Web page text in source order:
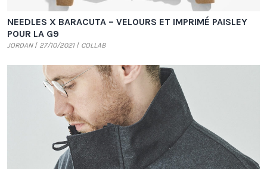
NEEDLES X BARACUTA – VELOURS ET IMPRIMÉ PAISLEY
POUR LA G9
JORDAN 27/10/2021 COLLAB